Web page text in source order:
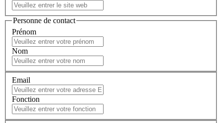
Personne de contact
Prénom
Nom
Email
Fonction